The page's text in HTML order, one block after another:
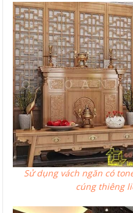
Sử dụng vách ngăn có
cúng thiêng